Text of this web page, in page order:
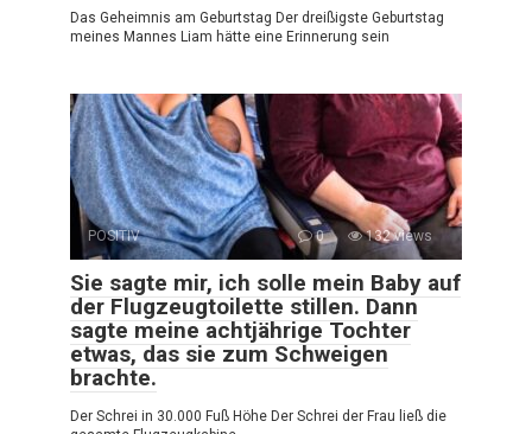
Das Geheimnis am Geburtstag Der dreißigste Geburtstag
meines Mannes Liam hätte eine Erinnerung sein
POSITIV 0 132 views
Sie sagte mir, ich solle mein Baby auf
der Flugzeugtoilette stillen. Dann
sagte meine achtjährige Tochter
etwas, das sie zum Schweigen
brachte.
Der Schrei in 30.000 Fuß Höhe Der Schrei der Frau ließ die